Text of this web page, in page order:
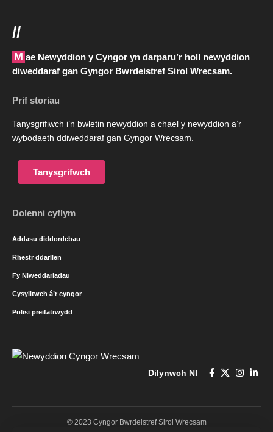
//
Mae Newyddion y Cyngor yn darparu’r holl newyddion
diweddaraf gan Gyngor Bwrdeistref Sirol Wrecsam.
Prif storiau
Tanysgrifiwch i’n bwletin newyddion a chael y newyddion a’r
wybodaeth ddiweddaraf gan Gyngor Wrecsam.
Tanysgrifwch
Dolenni cyflym
Addasu diddordebau
Rhestr ddarllen
Fy Niweddariadau
Cysylltwch â’r cyngor
Polisi preifatrwydd
Dilynwch NI
© 2023 Cyngor Bwrdeistref Sirol Wrecsam